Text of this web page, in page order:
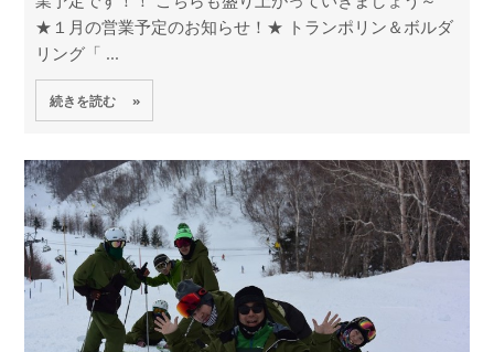
★１月の営業予定のお知らせ！★ トランポリン＆ボルダ
リング「 ...
続きを読む »